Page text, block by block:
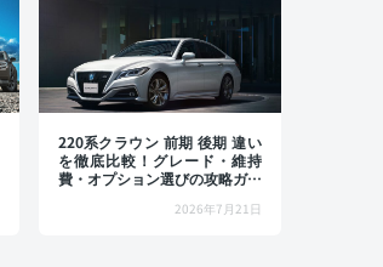
220系クラウン 前期 後期 違い
を徹底比較！グレード・維持
費・オプション選びの攻略ガイ
2026年7月21日